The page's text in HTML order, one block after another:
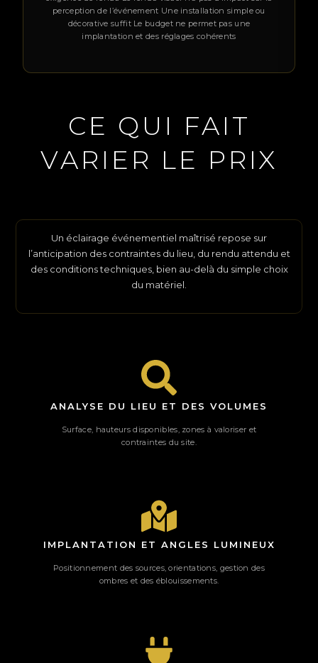
perception de l’événement Une installation simple ou
décorative suffit Le budget ne permet pas une
implantation et des réglages cohérents
CE QUI FAIT
VARIER LE PRIX
Un éclairage événementiel maîtrisé repose sur
l’anticipation des contraintes du lieu, du rendu attendu et
des conditions techniques, bien au-delà du simple choix
du matériel.
ANALYSE DU LIEU ET DES VOLUMES
Surface, hauteurs disponibles, zones à valoriser et
contraintes du site.
IMPLANTATION ET ANGLES LUMINEUX
Positionnement des sources, orientations, gestion des
ombres et des éblouissements.